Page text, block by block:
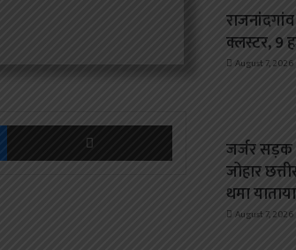
Messenger Share via Email
क्लस्टर, 9
August 7, 2026
जर्जर सड़क
जोहार
थमा
August 7, 2026